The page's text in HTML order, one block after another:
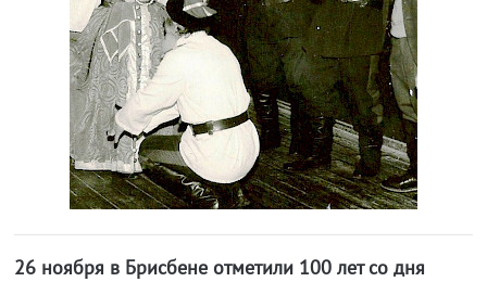
26 ноября в Брисбене отметили 100 лет со дня